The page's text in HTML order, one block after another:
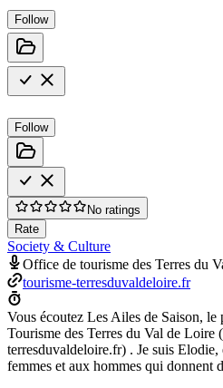
Follow
Follow
No ratings
Rate
Society & Culture
Office de tourisme des Terres du
tourisme-terresduvaldeloire.fr
Vous écoutez Les Ailes de Saison, le
Tourisme des Terres du Val de
terresduvaldeloire.fr) . Je suis
femmes et aux hommes qui donnent